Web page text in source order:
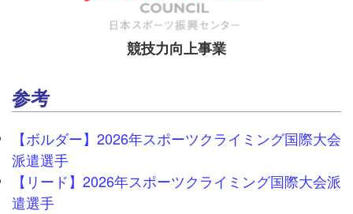
競技力向上事業
参考
【ボルダー】2026年スポーツクライミング国際大会
派遣選手
【リード】2026年スポーツクライミング国際大会派
遣選手